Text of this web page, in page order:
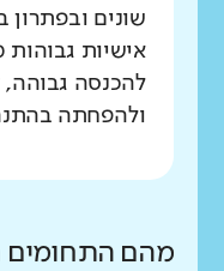
שונים ובפתרון
אישיות
להכנסה גבוהה,
ולהפחתה
מהם התחומים